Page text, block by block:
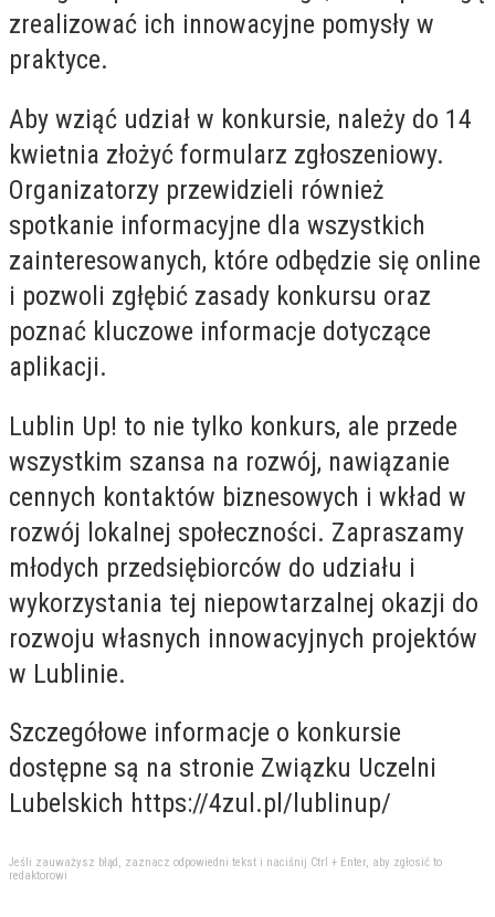
zrealizować ich innowacyjne pomysły w
praktyce.
Aby wziąć udział w konkursie, należy do 14
kwietnia złożyć formularz zgłoszeniowy.
Organizatorzy przewidzieli również
spotkanie informacyjne dla wszystkich
zainteresowanych, które odbędzie się online
i pozwoli zgłębić zasady konkursu oraz
poznać kluczowe informacje dotyczące
aplikacji.
Lublin Up! to nie tylko konkurs, ale przede
wszystkim szansa na rozwój, nawiązanie
cennych kontaktów biznesowych i wkład w
rozwój lokalnej społeczności. Zapraszamy
młodych przedsiębiorców do udziału i
wykorzystania tej niepowtarzalnej okazji do
rozwoju własnych innowacyjnych projektów
w Lublinie.
Szczegółowe informacje o konkursie
dostępne są na stronie Związku Uczelni
Lubelskich https://4zul.pl/lublinup/
Jeśli zauważysz błąd, zaznacz odpowiedni tekst i naciśnij Ctrl + Enter, aby zgłosić to
redaktorowi